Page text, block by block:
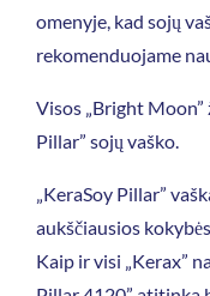
omenyje, kad sojų
rekomenduojame
Visos „Bright Moon”
Pillar” sojų vaško.
„KeraSoy Pillar”
aukščiausios
Kaip ir visi „Kerax”